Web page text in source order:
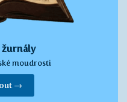
moudrosti
→